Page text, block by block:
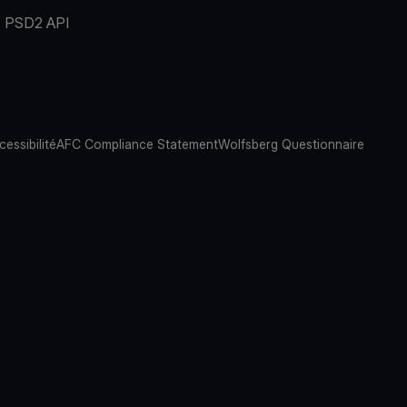
PSD2 API
AFC Compliance StatementWolfsberg Questionnaire